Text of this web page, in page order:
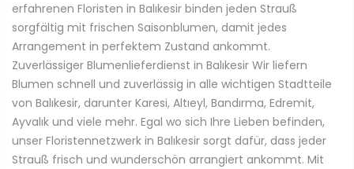
erfahrenen Floristen in Balıkesir binden jeden Strauß
sorgfältig mit frischen Saisonblumen, damit jedes
Arrangement in perfektem Zustand ankommt.
Zuverlässiger Blumenlieferdienst in Balıkesir Wir liefern
Blumen schnell und zuverlässig in alle wichtigen Stadtteile
von Balıkesir, darunter Karesi, Altıeyl, Bandırma, Edremit,
Ayvalık und viele mehr. Egal wo sich Ihre Lieben befinden,
unser Floristennetzwerk in Balıkesir sorgt dafür, dass jeder
Strauß frisch und wunderschön arrangiert ankommt. Mit